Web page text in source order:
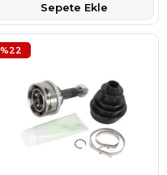
Sepete Ekle
%22